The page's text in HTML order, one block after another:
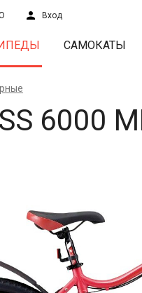
Вход
САМОКАТЫ
6000